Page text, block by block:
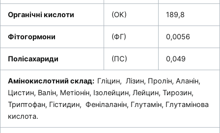
Органічні кислоти (OK) 189,8
Фітогормони (ФГ) 0,0056
Полісахариди (ПС) 0,049
Амінокислотний склад: Гліцин, Лізин, Пролін, Аланін,
Цистин, Валін, Метіонін, Ізолейцин, Лейцин, Тирозин,
Триптофан, Гістидин, Фенілаланін, Глутамін, Глутамінова
кислота.